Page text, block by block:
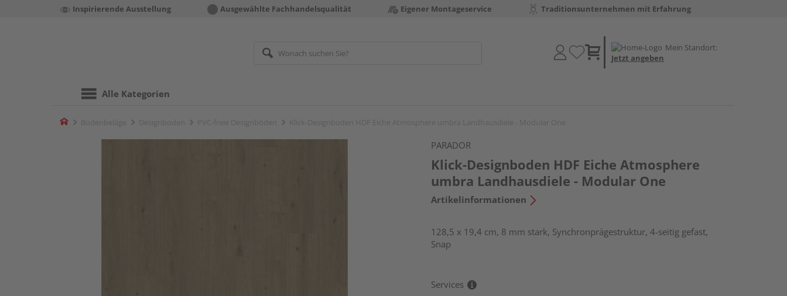
Inspirierende Ausstellung Ausgewählte Fachhandelsqualität Eigener Montageservice Traditionsunternehmen mit Erfahrung
Mein Standort:
Jetzt angeben
Alle Kategorien
Home
PARADOR
Klick-Designboden HDF Eiche Atmosphere
umbra Landhausdiele - Modular One
Artikelinformationen
128,5 x 19,4 cm, 8 mm stark, Synchronprägestruktur, 4-seitig gefast,
Snap
Services